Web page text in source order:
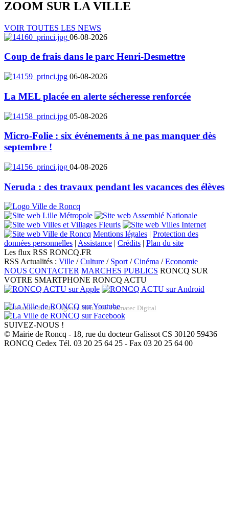
ZOOM SUR LA VILLE
VOIR TOUTES LES NEWS
06-08-2026
Coup de frais dans le parc Henri-Desmettre
06-08-2026
La MEL placée en alerte sécheresse renforcée
05-08-2026
Micro-Folie : six événements à ne pas manquer dès
septembre !
04-08-2026
Neruda : des travaux pendant les vacances des élèves
Mentions légales | Protection des
données personnelles | Assistance | Crédits | Plan du site
Les flux RSS RONCQ.FR
RSS Actualités : Ville /Culture / Sport/Cinéma /Economie
NOUS CONTACTER MARCHES PUBLICS RONCQ SUR
VOTRE SMARTPHONE RONCQ ACTU
Réalisation du site: Agence Web Lille Promatec Digital
SUIVEZ-NOUS !
© Mairie de Roncq - 18, rue du docteur Galissot CS 30120 59436
RONCQ Cedex Tél. 03 20 25 64 25 - Fax 03 20 25 64 00